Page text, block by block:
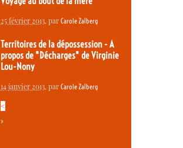
25 février 2013, par Carole Zalberg
Territoires de la dépossession - A
propos de "Décharges" de Virginie
Lou-Nony
14 janvier 2013, par Carole Zalberg
<
>